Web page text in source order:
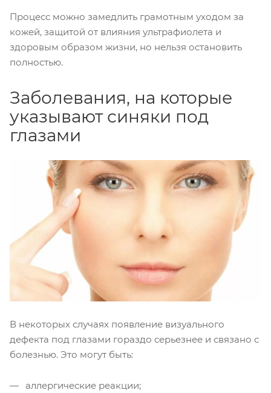
Процесс можно замедлить грамотным уходом за
кожей, защитой от влияния ультрафиолета и
здоровым образом жизни, но нельзя остановить
полностью.
Заболевания, на которые
указывают синяки под
глазами
В некоторых случаях появление визуального
дефекта под глазами гораздо серьезнее и связано с
болезнью. Это могут быть:
аллергические реакции;